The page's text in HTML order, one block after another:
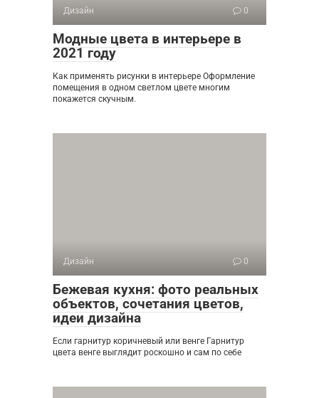
Дизайн 0
Модные цвета в интерьере в
2021 году
Как применять рисунки в интерьере Оформление
помещения в одном светлом цвете многим
покажется скучным.
Дизайн 0
Бежевая кухня: фото реальных
объектов, сочетания цветов,
идеи дизайна
Если гарнитур коричневый или венге Гарнитур
цвета венге выглядит роскошно и сам по себе